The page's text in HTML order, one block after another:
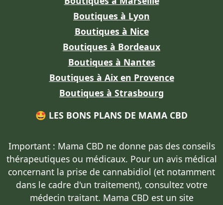
Boutiques à Lyon
Boutiques à Nice
Boutiques à Bordeaux
Boutiques à Nantes
Boutiques à Aix en Provence
Boutiques à Strasbourg
🤩 LES BONS PLANS DE MAMA CBD
Important : Mama CBD ne donne pas des conseils
thérapeutiques ou médicaux. Pour un avis médical
concernant la prise de cannabidiol (et notamment
dans le cadre d'un traitement), consultez votre
médecin traitant. Mama CBD est un site